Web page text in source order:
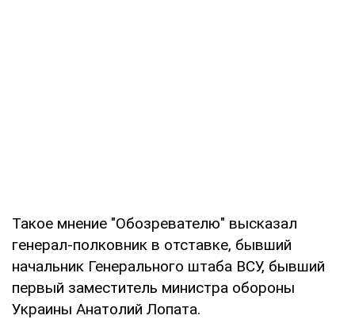
Такое мнение "Обозревателю" высказал
генерал-полковник в отставке, бывший
начальник Генерального штаба ВСУ, бывший
первый заместитель министра обороны
Украины Анатолий Лопата.